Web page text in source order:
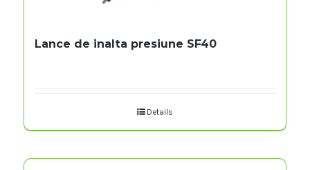
Lance de inalta presiune SF40
Details